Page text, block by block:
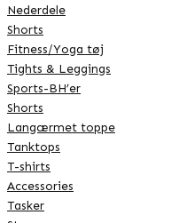
Nederdele
Shorts
Fitness/Yoga tøj
Tights & Leggings
Sports-BH’er
Shorts
Langærmet toppe
Tanktops
T-shirts
Accessories
Tasker